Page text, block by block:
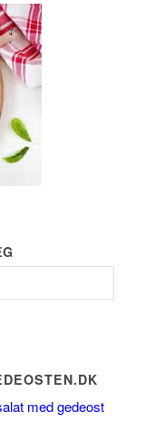
med gedeost